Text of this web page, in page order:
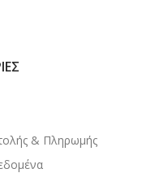
& Πληρωμής